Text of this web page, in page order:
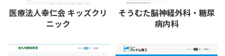
医療法人幸仁会 キッズクリ
ニック
そうむた脳神経外科・糖尿
病内科